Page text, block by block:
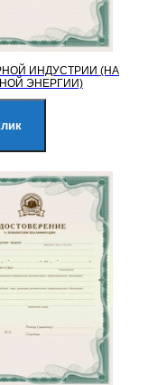
ИНДУСТРИИ (НА
ЭНЕРГИИ)